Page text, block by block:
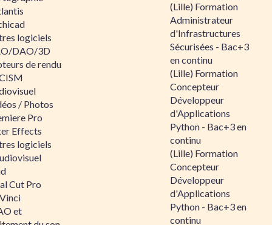
logiciels
DAO/3D
de rendu
/ Photos
Pro
Effects
logiciels
Cut Pro
et
(Lille) Formation
Administrateur
d'Infrastructures
Sécurisées - Bac+3
en continu
(Lille) Formation
Concepteur
Développeur
d'Applications
Python - Bac+3 en
continu
(Lille) Formation
Concepteur
Développeur
d'Applications
Python - Bac+3 en
continu